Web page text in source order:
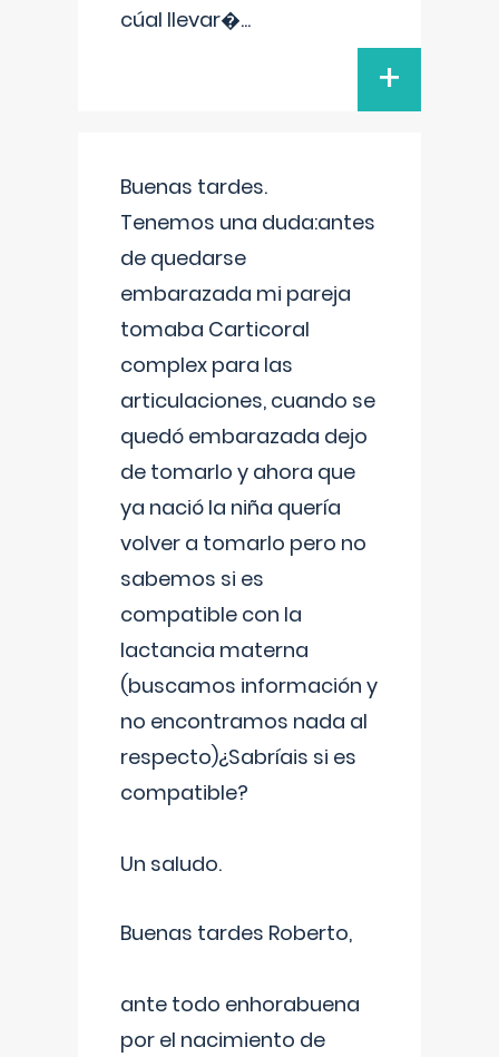
cúal llevar�...
+
Buenas tardes.
Tenemos una duda:antes
de quedarse
embarazada mi pareja
tomaba Carticoral
complex para las
articulaciones, cuando se
quedó embarazada dejo
de tomarlo y ahora que
ya nació la niña quería
volver a tomarlo pero no
sabemos si es
compatible con la
lactancia materna
(buscamos información y
no encontramos nada al
respecto)¿Sabríais si es
compatible?
Un saludo.
Buenas tardes Roberto,
ante todo enhorabuena
por el nacimiento de